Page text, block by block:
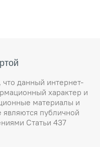
данный интернет-
характер и
материалы и
публичной
Статьи 437